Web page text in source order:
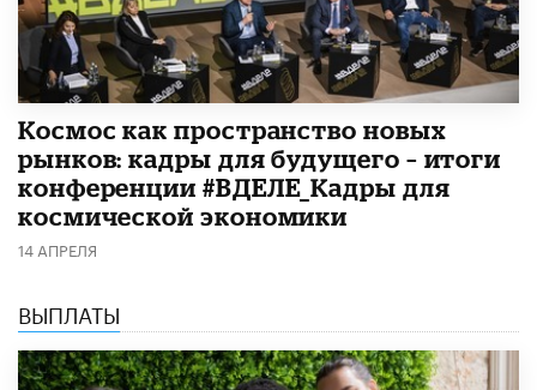
Космос как пространство новых
рынков: кадры для будущего – итоги
конференции #ВДЕЛЕ_Кадры для
космической экономики
14 АПРЕЛЯ
ВЫПЛАТЫ